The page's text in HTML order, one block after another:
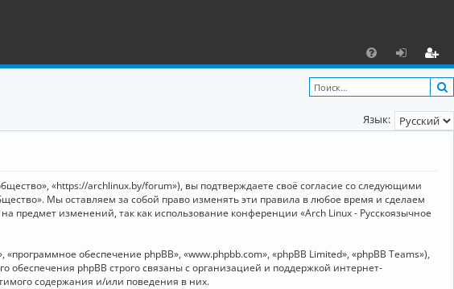
F
A
Q
х
о
д
ег
и
ст
и
Язык:
«https://archlinux.by/forum»), вы подтверждаете своё согласие со следующими
Мы оставляем за собой право изменять эти правила в любое время и сделаем
предмет изменений, так как использование конференции «Arch Linux - Русскоязычное
обеспечение phpBB», «www.phpbb.com», «phpBB Limited», «phpBB Teams»),
phpBB строго связаны с организацией и поддержкой интернет-
содержания и/или поведения в них.